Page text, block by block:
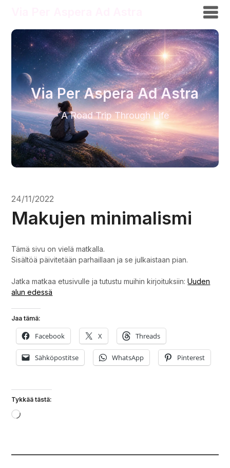
Via Per Aspera Ad Astra
A Road Trip Through Life
24/11/2022
Makujen minimalismi
Tämä sivu on vielä matkalla.
Sisältöä päivitetään parhaillaan ja se julkaistaan pian.
Jatka matkaa etusivulle ja tutustu muihin kirjoituksiin:Uuden
alun edessä
Jaa tämä:
Facebook X Threads
Sähköpostitse WhatsApp Pinterest
Tykkää tästä:
Loading…